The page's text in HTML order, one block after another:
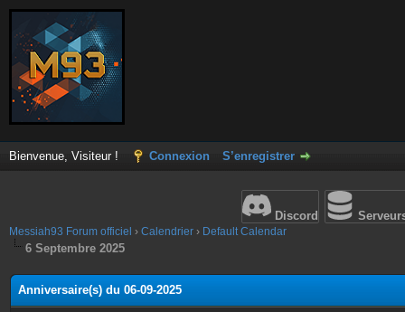
Bienvenue, Visiteur ! Connexion S’enregistrer
Discord
Messiah93 Forum officiel › Calendrier › Default Calendar
6 Septembre 2025
Anniversaire(s) du 06-09-2025